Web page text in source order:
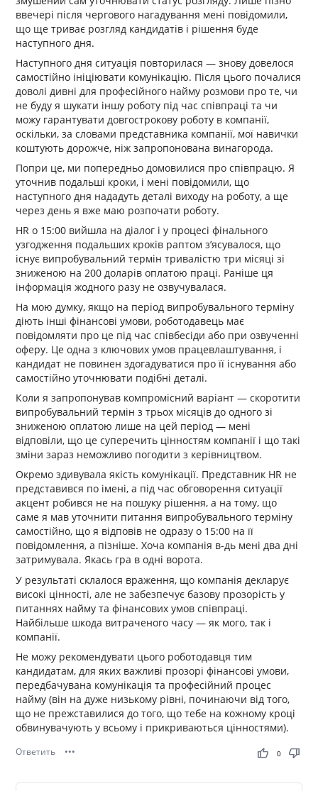
ввечері після чергового нагадування мені повідомили,
що ще триває розгляд кандидатів і рішення буде
наступного дня.
Наступного дня ситуація повторилася — знову довелося
самостійно ініціювати комунікацію. Після цього почалися
доволі дивні для професійного найму розмови про те, чи
не буду я шукати іншу роботу під час співпраці та чи
можу гарантувати довгострокову роботу в компанії,
оскільки, за словами представника компанії, мої навички
коштують дорожче, ніж запропонована винагорода.
Попри це, ми попередньо домовилися про співпрацю. Я
уточнив подальші кроки, і мені повідомили, що
наступного дня нададуть деталі виходу на роботу, а ще
через день я вже маю розпочати роботу.
HR о 15:00 вийшла на діалог і у процесі фінального
узгодження подальших кроків раптом з’ясувалося, що
існує випробувальний термін тривалістю три місяці зі
зниженою на 200 доларів оплатою праці. Раніше ця
інформація жодного разу не озвучувалася.
На мою думку, якщо на період випробувального терміну
діють інші фінансові умови, роботодавець має
повідомляти про це під час співбесіди або при озвученні
оферу. Це одна з ключових умов працевлаштування, і
кандидат не повинен здогадуватися про її існування або
самостійно уточнювати подібні деталі.
Коли я запропонував компромісний варіант — скоротити
випробувальний термін з трьох місяців до одного зі
зниженою оплатою лише на цей період — мені
відповіли, що це суперечить цінностям компанії і що такі
зміни зараз неможливо погодити з керівництвом.
Окремо здивувала якість комунікації. Представник HR не
представився по імені, а під час обговорення ситуації
акцент робився не на пошуку рішення, а на тому, що
саме я мав уточнити питання випробувального терміну
самостійно, що я відповів не одразу о 15:00 на її
повідомлення, а пізніше. Хоча компанія в-дь мені два дні
затримувала. Якась гра в одні ворота.
У результаті склалося враження, що компанія декларує
високі цінності, але не забезпечує базову прозорість у
питаннях найму та фінансових умов співпраці.
Найбільше шкода витраченого часу — як мого, так і
компанії.
Не можу рекомендувати цього роботодавця тим
кандидатам, для яких важливі прозорі фінансові умови,
передбачувана комунікація та професійний процес
найму (він на дуже низькому рівні, починаючи від того,
що не прежставилися до того, що тебе на кожному кроці
обвинувачують у всьому і прикриваються цінностями).
Ответить ••• thumb_up thumb_down
0